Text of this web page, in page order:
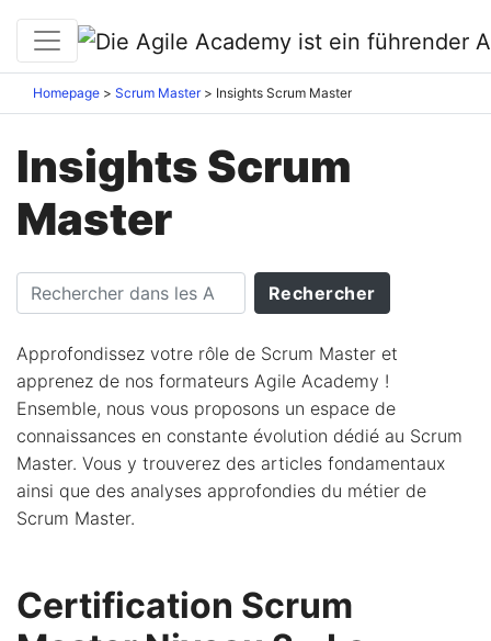
Homepage Scrum Master Insights Scrum Master
Insights Scrum
Master
Approfondissez votre rôle de Scrum Master et
apprenez de nos formateurs Agile Academy !
Ensemble, nous vous proposons un espace de
connaissances en constante évolution dédié au Scrum
Master. Vous y trouverez des articles fondamentaux
ainsi que des analyses approfondies du métier de
Scrum Master.
Certification Scrum